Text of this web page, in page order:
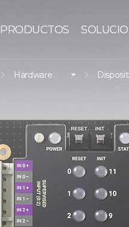
PRODUCTOS
Hardware